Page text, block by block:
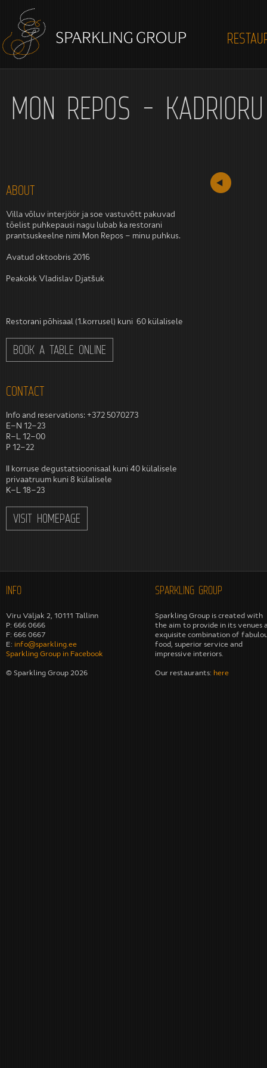
MON REPOS -
ABOUT
Villa võluv interjöör ja soe vastuvõtt pakuvad
tõelist puhkepausi nagu lubab ka restorani
prantsuskeelne nimi Mon Repos – minu puhkus.
Avatud oktoobris 2016
Peakokk Vladislav Djatšuk
Restorani põhisaal (1.korrusel) kuni 60 külalisele
BOOK A TABLE ONLINE
CONTACT
Info and reservations: +372 5070273
E–N 12–23
R–L 12–00
P 12–22
II korruse degustatsioonisaal kuni 40 külalisele
privaatruum kuni 8 külalisele
K–L 18–23
VISIT HOMEPAGE
INFO
Viru Väljak 2, 10111 Tallinn
P: 666 0666
F: 666 0667
E: info@sparkling.ee
Sparkling Group in Facebook
© Sparkling Group 2026
SPARKLING GROUP
Sparkling Group is created with
the aim to provide in its venues
exquisite combination of
food, superior service and
impressive interiors.
Our restaurants: here